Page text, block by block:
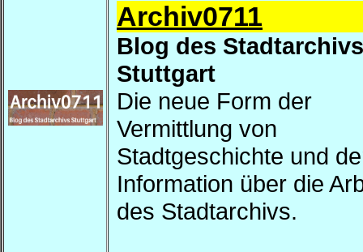
Archiv0711
Blog des Stadtarchivs
Stuttgart
Die neue Form der
Vermittlung von
Stadtgeschichte und
Information über die
des Stadtarchivs.